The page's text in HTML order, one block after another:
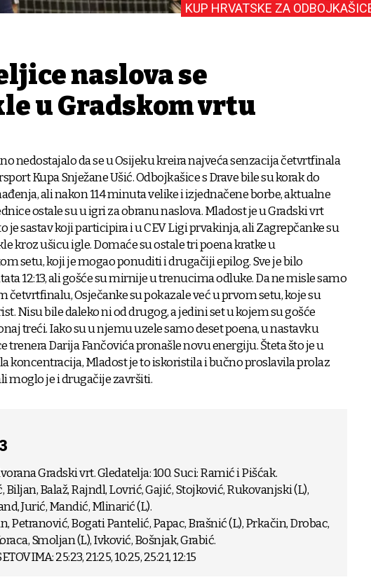
KUP HRVATSKE ZA
naslova se
u Gradskom vrtu
nedostajalo da se u Osijeku kreira najveća senzacija četvrtfinala
Kupa Snježane Ušić. Odbojkašice s Drave bile su korak do
ali nakon 114 minuta velike i izjednačene borbe, aktualne
ostale su u igri za obranu naslova. Mladost je u Gradski vrt
je sastav koji participira i u CEV Ligi prvakinja, ali Zagrepčanke su
kroz ušicu igle. Domaće su ostale tri poena kratke u
setu, koji je mogao ponuditi i drugačiji epilog. Sve je bilo
12:13, ali gošće su mirnije u trenucima odluke. Da ne misle samo
četvrtfinalu, Osječanke su pokazale već u prvom setu, koje su
Nisu bile daleko ni od drugog, a jedini set u kojem su gošće
treći. Iako su u njemu uzele samo deset poena, u nastavku
trenera Darija Fančovića pronašle novu energiju. Šteta što je u
koncentracija, Mladost je to iskoristila i bučno proslavila prolaz
moglo je i drugačije završiti.
Gradski vrt. Gledatelja: 100. Suci: Ramić i Pišćak.
Biljan, Balaž, Rajndl, Lovrić, Gajić, Stojković, Rukovanjski (L),
Jurić, Mandić, Mlinarić (L).
Petranović, Bogati Pantelić, Papac, Brašnić (L), Prkačin, Drobac,
Smoljan (L), Ivković, Bošnjak, Grabić.
25:23, 21:25, 10:25, 25:21, 12:15